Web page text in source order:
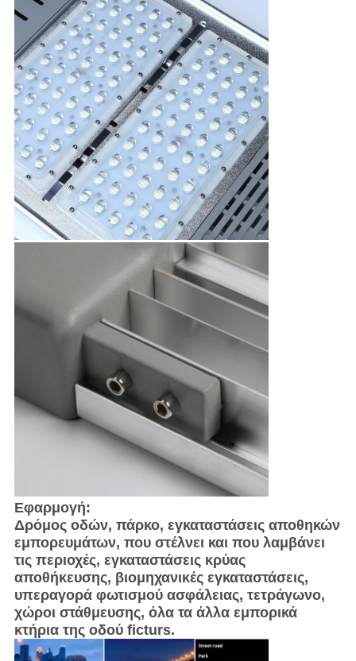
Εφαρμογή:
Δρόμος οδών, πάρκο, εγκαταστάσεις αποθηκών
εμπορευμάτων, που στέλνει και που λαμβάνει
τις περιοχές, εγκαταστάσεις κρύας
αποθήκευσης, βιομηχανικές εγκαταστάσεις,
υπεραγορά φωτισμού ασφάλειας, τετράγωνο,
χώροι στάθμευσης, όλα τα άλλα εμπορικά
κτήρια της οδού ficturs.